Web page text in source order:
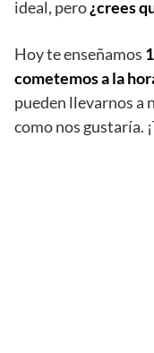
ideal, pero¿crees
Hoy te enseñamos
cometemos a la
pueden llevarnos a
como nos gustaría.